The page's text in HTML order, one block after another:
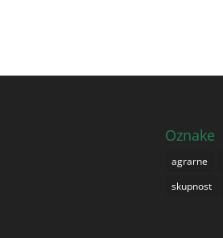
Oznake
agrarne
skupnost